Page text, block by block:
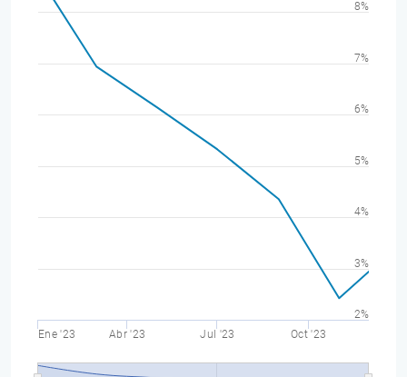
Ene '23 Abr '23 Jul '23 Oct '23
2%
3%
4%
5%
6%
7%
8%